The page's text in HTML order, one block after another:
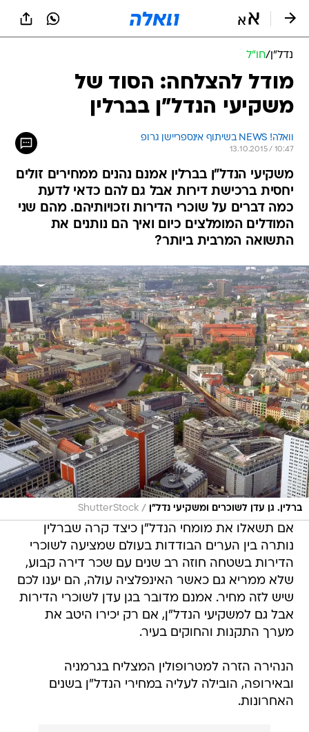
נדל״ן/חו"ל
מודל להצלחה: הסוד של
משקיעי הנדל"ן בברלין
וואלה! NEWS בשיתוף אינספריישן גרופ
13.10.2015 / 10:47
משקיעי הנדל"ן בברלין אמנם נהנים ממחירים זולים
יחסית ברכישת דירות אבל גם להם כדאי לדעת
כמה דברים על שוכרי הדירות וזכויותיהם. מהם שני
המודלים המומלצים כיום ואיך הם נותנים את
התשואה המרבית ביותר?
ברלין. גן עדן לשוכרים ומשקיעי נדל"ן /
ShutterStock
אם תשאלו את מומחי הנדל"ן כיצד קרה שברלין
נותרה בין הערים הבודדות בעולם שמציעה לשוכרי
הדירות בשטחה חוזה רב שנים עם שכר דירה קבוע,
שלא ממריא גם כאשר האינפלציה עולה, הם יענו לכם
שיש לזה מחיר. אמנם מדובר בגן עדן לשוכרי הדירות
אבל גם למשקיעי הנדל"ן, אם רק יכירו היטב את
מערך התקנות והחוקים בעיר.
הנהירה הזרה למטרופולין המצליח בגרמניה
ובאירופה, הובילה לעליה במחירי הנדל"ן בשנים
האחרונות.